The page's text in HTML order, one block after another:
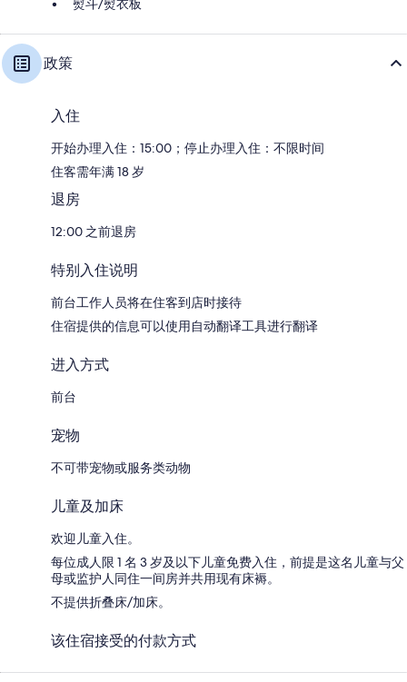
熨斗/熨衣板
政策
入住
开始办理入住：15:00；停止办理入住：不限时间
住客需年满 18 岁
退房
12:00 之前退房
特别入住说明
前台工作人员将在住客到店时接待
住宿提供的信息可以使用自动翻译工具进行翻译
进入方式
前台
宠物
不可带宠物或服务类动物
儿童及加床
欢迎儿童入住。
每位成人限 1 名 3 岁及以下儿童免费入住，前提是这名儿童与父
母或监护人同住一间房并共用现有床褥。
不提供折叠床/加床。
该住宿接受的付款方式